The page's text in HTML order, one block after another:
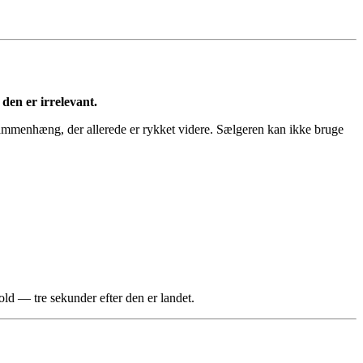
den er irrelevant.
der allerede er rykket videre. Sælgeren kan ikke bruge
— tre sekunder efter den er landet.